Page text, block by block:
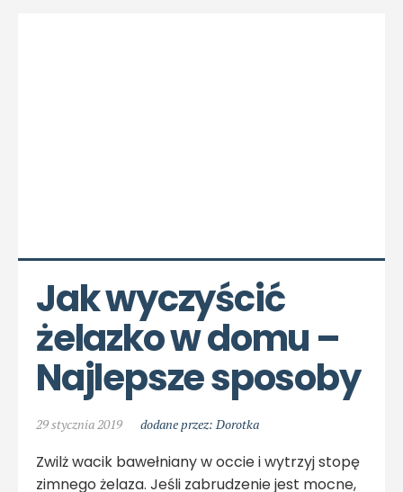
Jak wyczyścić
żelazko w domu –
Najlepsze sposoby
29 stycznia 2019 dodane przez: Dorotka
Zwilż wacik bawełniany w occie i wytrzyj stopę
zimnego żelaza. Jeśli zabrudzenie jest mocne,